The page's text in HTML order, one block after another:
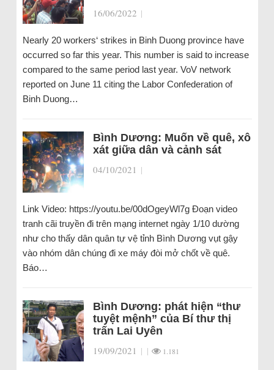
16/06/2022 |
Nearly 20 workers‘ strikes in Binh Duong province have
occurred so far this year. This number is said to increase
compared to the same period last year. VoV network
reported on June 11 citing the Labor Confederation of
Binh Duong…
Bình Dương: Muốn về quê, xô
xát giữa dân và cảnh sát
04/10/2021 |
Link Video: https://youtu.be/00dOgeyWl7g Đoạn video
tranh cãi truyền đi trên mạng internet ngày 1/10 dường
như cho thấy dân quân tự vệ tỉnh Bình Dương vụt gậy
vào nhóm dân chúng đi xe máy đòi mở chốt về quê.
Báo…
Bình Dương: phát hiện “thư
tuyệt mệnh” của Bí thư thị
trấn Lai Uyên
19/09/2021 | | 1.181